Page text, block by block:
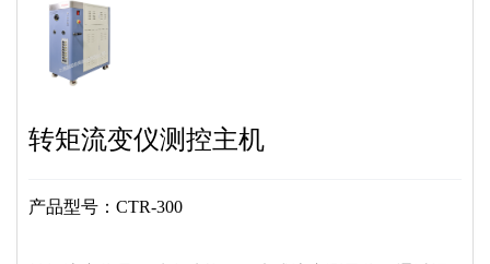
转矩流变仪测控主机
产品型号：CTR-300